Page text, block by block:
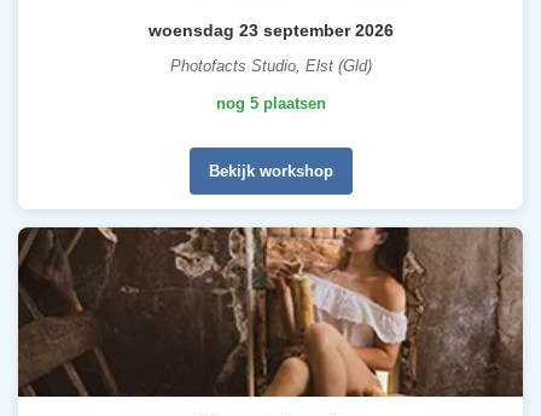
woensdag 23 september 2026
Photofacts Studio, Elst (Gld)
nog 5 plaatsen
Bekijk workshop